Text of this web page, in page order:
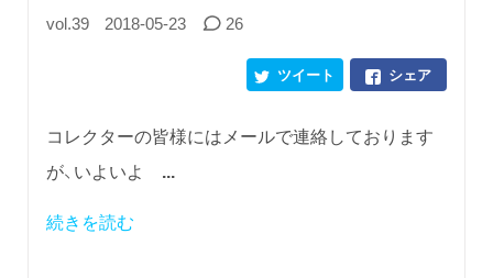
vol.39 2018-05-23 26
シェア
ツイート
コレクターの皆様にはメールで連絡しております
が、いよいよ
...
続きを読む